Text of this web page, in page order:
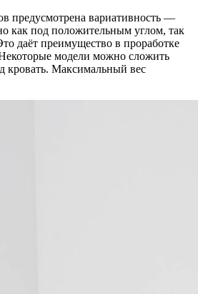
предусмотрена вариативность —
как под положительным углом, так
даёт преимущество в проработке
модели можно сложить
кровать. Максимальный вес